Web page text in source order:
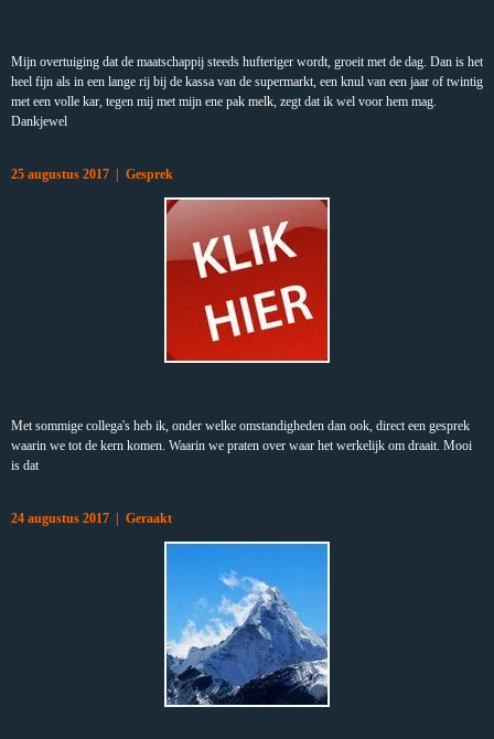
Mijn overtuiging dat de maatschappij steeds hufteriger wordt, groeit met de dag. Dan is het
heel fijn als in een lange rij bij de kassa van de supermarkt, een knul van een jaar of twintig
met een volle kar, tegen mij met mijn ene pak melk, zegt dat ik wel voor hem mag.
Dankjewel
25 augustus 2017 | Gesprek
Met sommige collega's heb ik, onder welke omstandigheden dan ook, direct een gesprek
waarin we tot de kern komen. Waarin we praten over waar het werkelijk om draait. Mooi
is dat
24 augustus 2017 | Geraakt